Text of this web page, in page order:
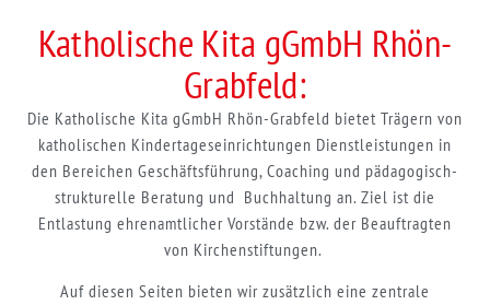
Katholische Kita gGmbH Rhön-
Grabfeld:
Die Katholische Kita gGmbH Rhön-Grabfeld bietet Trägern von
katholischen Kindertageseinrichtungen Dienstleistungen in
den Bereichen Geschäftsführung, Coaching und pädagogisch-
strukturelle Beratung und Buchhaltung an. Ziel ist die
Entlastung ehrenamtlicher Vorstände bzw. der Beauftragten
von Kirchenstiftungen.
Auf diesen Seiten bieten wir zusätzlich eine zentrale